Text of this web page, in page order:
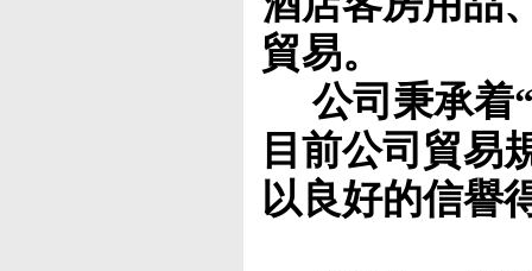
貿易。
公司秉承着
目前公司貿易
以良好的信譽